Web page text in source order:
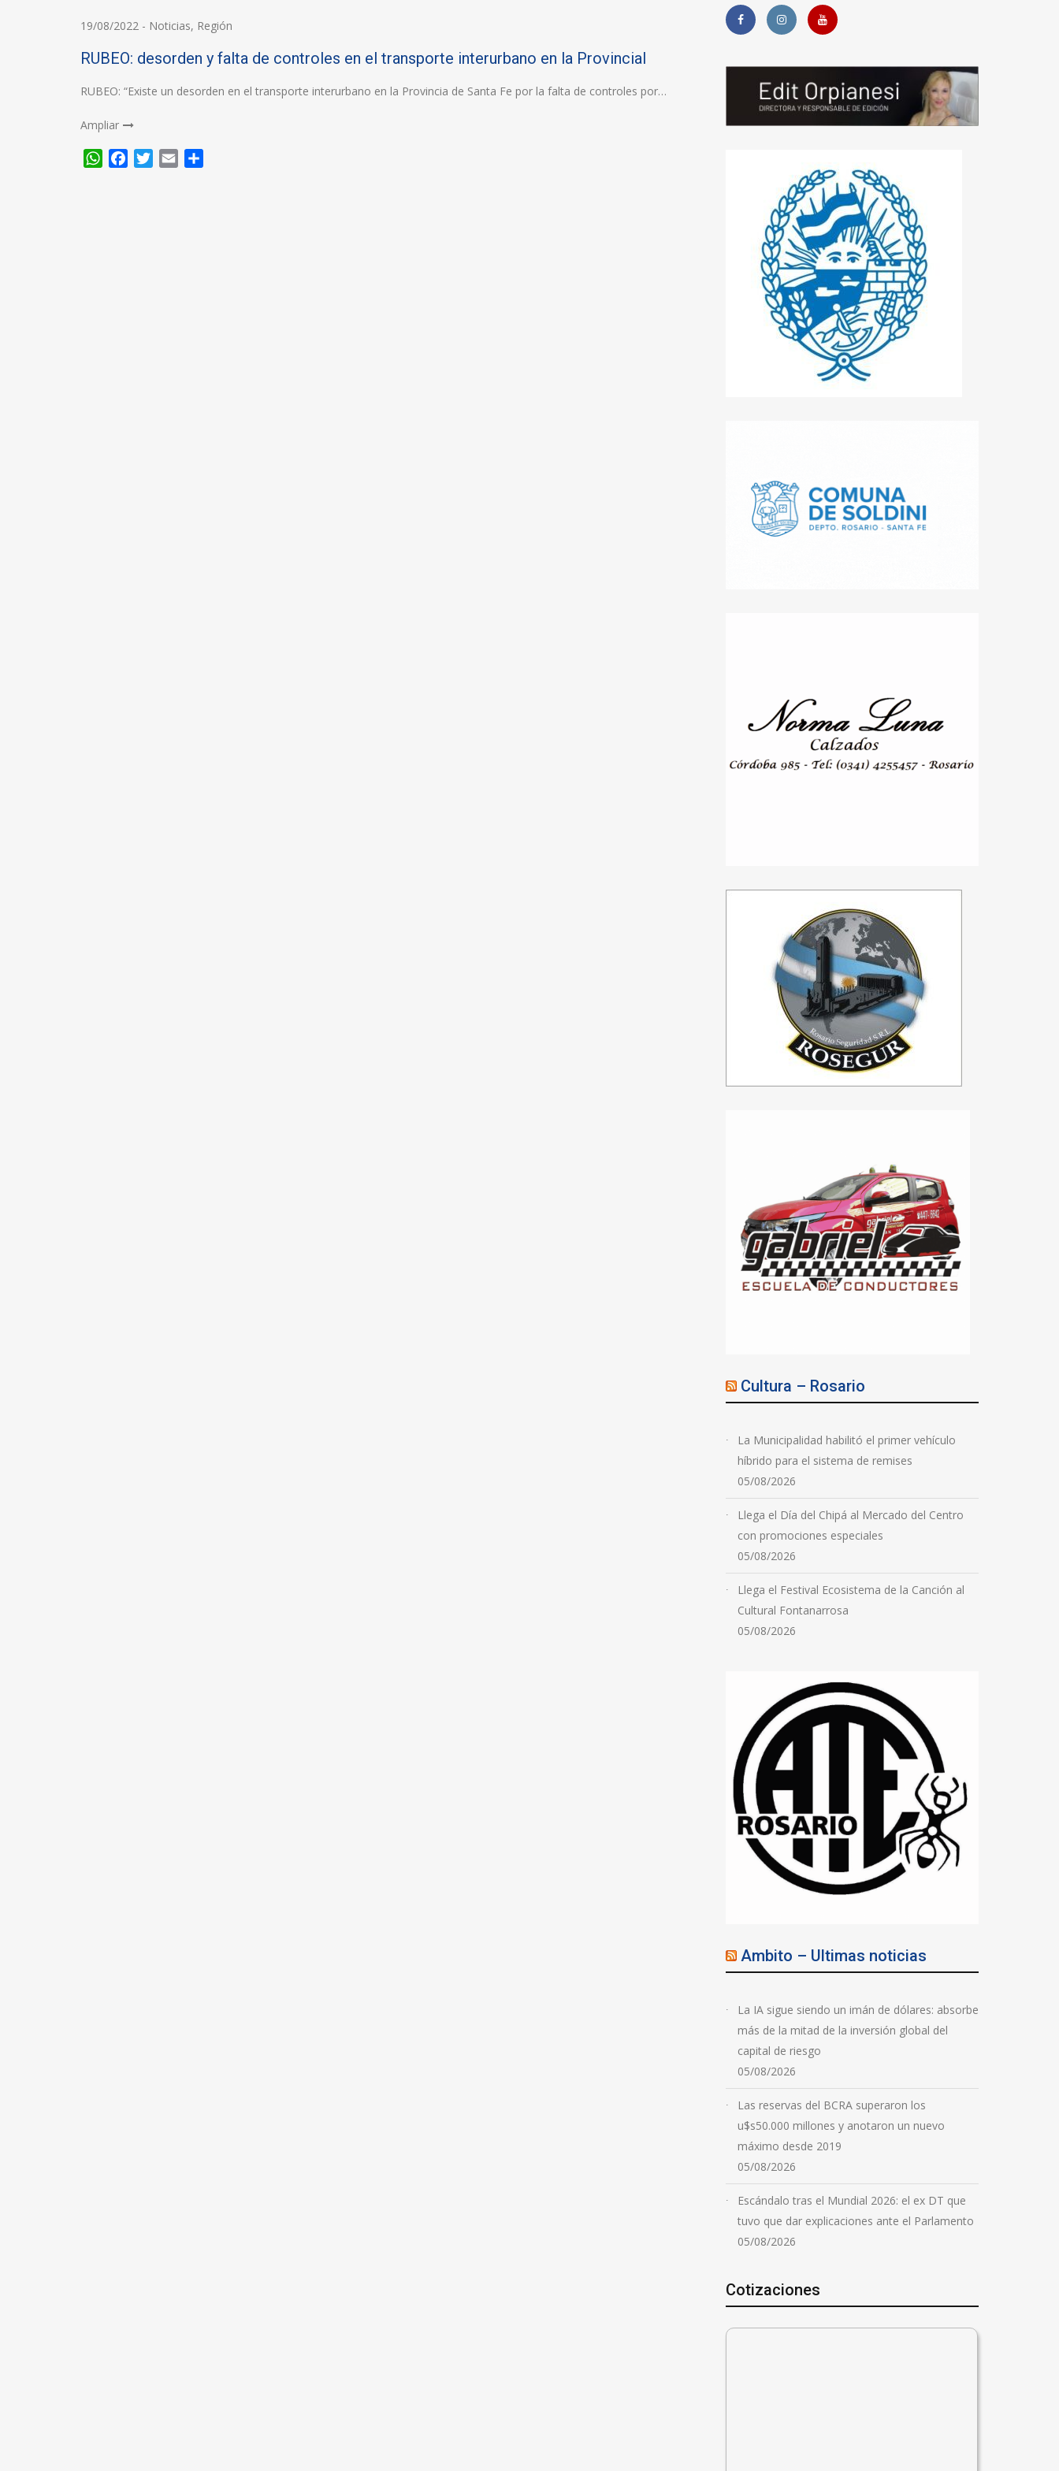
19/08/2022 - Noticias, Región
RUBEO: desorden y falta de controles en el transporte interurbano en la Provincial
RUBEO: “Existe un desorden en el transporte interurbano en la Provincia de Santa Fe por la falta de controles por…
Ampliar
WhatsApp
FacebookTwitter
Email
Cultura – Rosario
La Municipalidad habilitó el primer vehículo
híbrido para el sistema de remises
05/08/2026
Llega el Día del Chipá al Mercado del Centro
con promociones especiales
05/08/2026
Llega el Festival Ecosistema de la Canción al
Cultural Fontanarrosa
05/08/2026
Ambito – Ultimas noticias
La IA sigue siendo un imán de dólares: absorbe
más de la mitad de la inversión global del
capital de riesgo
05/08/2026
Las reservas del BCRA superaron los
u$s50.000 millones y anotaron un nuevo
máximo desde 2019
05/08/2026
Escándalo tras el Mundial 2026: el ex DT que
tuvo que dar explicaciones ante el Parlamento
05/08/2026
Cotizaciones